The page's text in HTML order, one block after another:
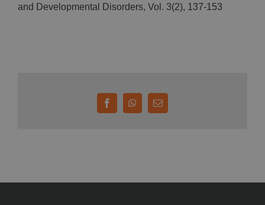
and Developmental Disorders, Vol. 3(2), 137-153
FacebookWhatsApp
E-